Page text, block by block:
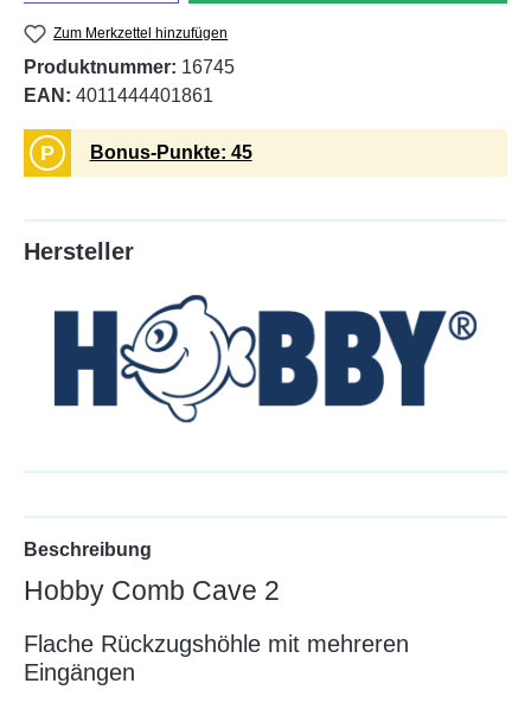
Zum Merkzettel hinzufügen
Produktnummer: 16745
EAN: 4011444401861
P Bonus-Punkte: 45
Hersteller
Beschreibung
Hobby Comb Cave 2
Flache Rückzugshöhle mit mehreren
Eingängen